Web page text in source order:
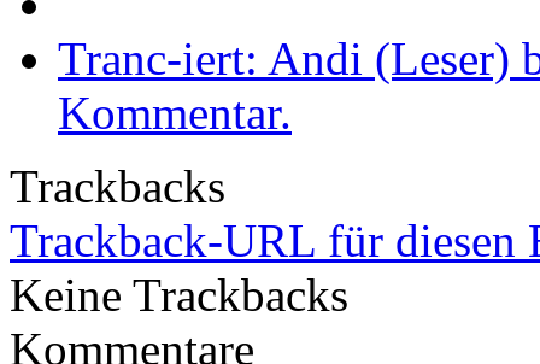
Tranc-iert: Andi (Leser)
Kommentar.
Trackbacks
Trackback-URL für diesen
Keine Trackbacks
Kommentare